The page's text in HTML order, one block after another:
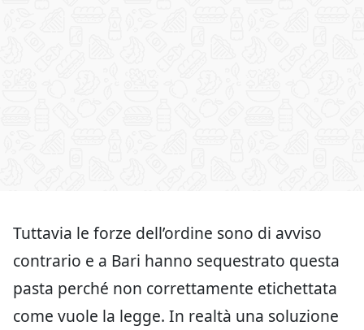
Tuttavia le forze dell’ordine sono di avviso
contrario e a Bari hanno sequestrato questa
pasta perché non correttamente etichettata
come vuole la legge. In realtà una soluzione